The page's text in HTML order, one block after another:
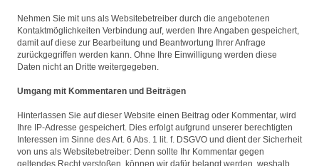
Nehmen Sie mit uns als Websitebetreiber durch die angebotenen
Kontaktmöglichkeiten Verbindung auf, werden Ihre Angaben gespeichert,
damit auf diese zur Bearbeitung und Beantwortung Ihrer Anfrage
zurückgegriffen werden kann. Ohne Ihre Einwilligung werden diese
Daten nicht an Dritte weitergegeben.
Umgang mit Kommentaren und Beiträgen
Hinterlassen Sie auf dieser Website einen Beitrag oder Kommentar, wird
Ihre IP-Adresse gespeichert. Dies erfolgt aufgrund unserer berechtigten
Interessen im Sinne des Art. 6 Abs. 1 lit. f. DSGVO und dient der Sicherheit
von uns als Websitebetreiber: Denn sollte Ihr Kommentar gegen
geltendes Recht verstoßen, können wir dafür belangt werden, weshalb